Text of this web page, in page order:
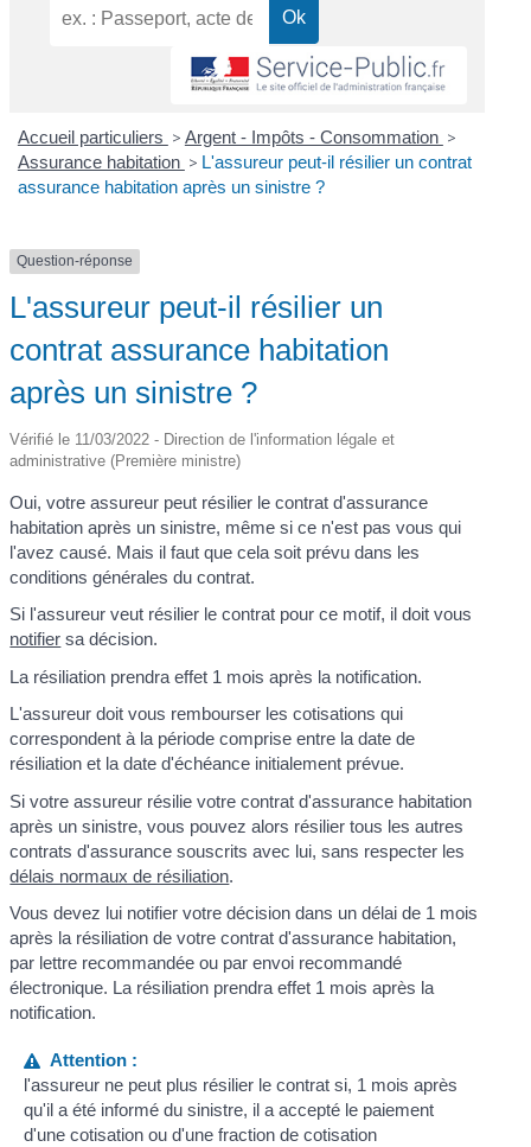
Accueil particuliers > Argent - Impôts - Consommation >
Assurance habitation > L'assureur peut-il résilier un contrat
assurance habitation après un sinistre ?
Question-réponse
L'assureur peut-il résilier un
contrat assurance habitation
après un sinistre ?
Vérifié le 11/03/2022 - Direction de l'information légale et
administrative (Première ministre)
Oui, votre assureur peut résilier le contrat d'assurance
habitation après un sinistre, même si ce n'est pas vous qui
l'avez causé. Mais il faut que cela soit prévu dans les
conditions générales du contrat.
Si l'assureur veut résilier le contrat pour ce motif, il doit vous
notifier sa décision.
La résiliation prendra effet 1 mois après la notification.
L'assureur doit vous rembourser les cotisations qui
correspondent à la période comprise entre la date de
résiliation et la date d'échéance initialement prévue.
Si votre assureur résilie votre contrat d'assurance habitation
après un sinistre, vous pouvez alors résilier tous les autres
contrats d'assurance souscrits avec lui, sans respecter les
délais normaux de résiliation.
Vous devez lui notifier votre décision dans un délai de 1 mois
après la résiliation de votre contrat d'assurance habitation,
par lettre recommandée ou par envoi recommandé
électronique. La résiliation prendra effet 1 mois après la
notification.
Attention :
l'assureur ne peut plus résilier le contrat si, 1 mois après
qu'il a été informé du sinistre, il a accepté le paiement
d'une cotisation ou d'une fraction de cotisation